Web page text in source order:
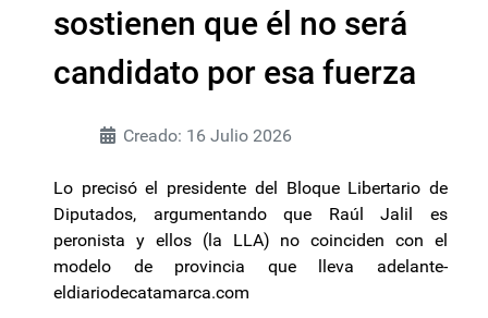
sostienen que él no será
candidato por esa fuerza
Creado: 16 Julio 2026
Lo precisó el presidente del Bloque Libertario de
Diputados, argumentando que Raúl Jalil es
peronista y ellos (la LLA) no coinciden con el
modelo de provincia que lleva adelante-
eldiariodecatamarca.com